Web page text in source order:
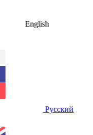
English
Русский